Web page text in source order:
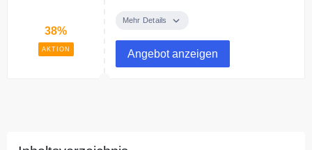
38%
AKTION
bmwshop24.de auf Ersatzteile
Mehr Details
Angebot anzeigen